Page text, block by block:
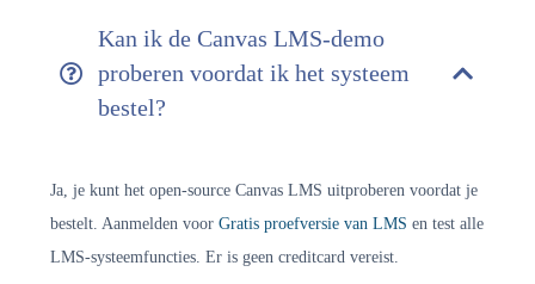
Kan ik de Canvas LMS-demo
proberen voordat ik het systeem
bestel?
Ja, je kunt het open-source Canvas LMS uitproberen voordat je
bestelt. Aanmelden voor Gratis proefversie van LMS en test alle
LMS-systeemfuncties. Er is geen creditcard vereist.